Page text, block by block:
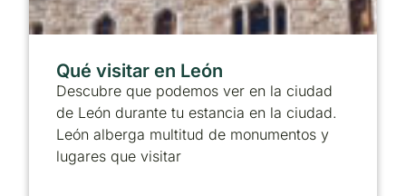
Qué visitar en León
Descubre que podemos ver en la ciudad
de León durante tu estancia en la ciudad.
León alberga multitud de monumentos y
lugares que visitar